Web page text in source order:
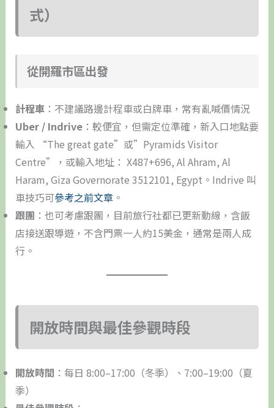
式）
從開羅市區出發
計程車：不建議路邊計程車或白牌車，常有亂喊價情況
Uber / Indrive：較便宜，但需定位準確，新入口地點要
輸入 “The great gate”或”Pyramids Visitor
Centre”，或輸入地址： X487+696, Al Ahram, Al
Haram, Giza Governorate 3512101, Egypt。Indrive 叫
車技巧可參考之前文章。
跟團 ：也可考慮跟團，目前旅行社都已更新動線，含飯
店接送跟導遊，不含門票一人約15美金，通常是兩人成
行。
開放時間與最佳參觀時段
開放時間 ：每日 8:00–17:00（冬季）、7:00–19:00（夏
季）